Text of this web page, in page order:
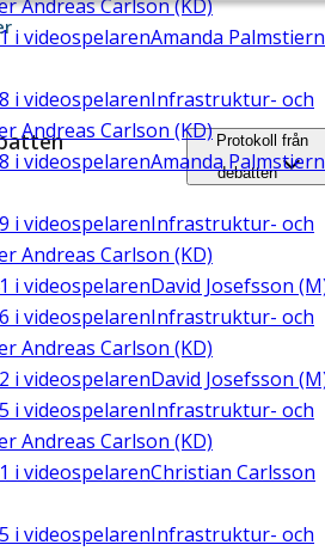
Andreas Carlson (KD)
i videospelarenAmanda
i videospelarenInfrastruktur- och
Andreas Carlson (KD)
i videospelarenAmanda
i videospelarenInfrastruktur- och
Andreas Carlson (KD)
i videospelarenDavid Josefsson
i videospelarenInfrastruktur- och
Andreas Carlson (KD)
i videospelarenDavid Josefsson
i videospelarenInfrastruktur- och
Andreas Carlson (KD)
i videospelarenChristian Carlsson
i videospelarenInfrastruktur- och
Protokoll från
debatten